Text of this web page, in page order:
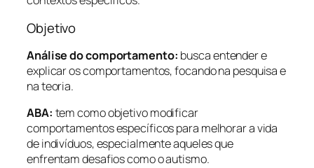
Objetivo
Análise do comportamento: busca entender e
explicar os comportamentos, focando na pesquisa e
na teoria.
ABA: tem como objetivo modificar
comportamentos específicos para melhorar a vida
de indivíduos, especialmente aqueles que
enfrentam desafios como o autismo.